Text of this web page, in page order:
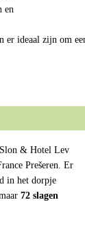
en
er ideaal zijn om
Slon & Hotel Lev
Prešeren. Er
in het dorpje
72 slagen